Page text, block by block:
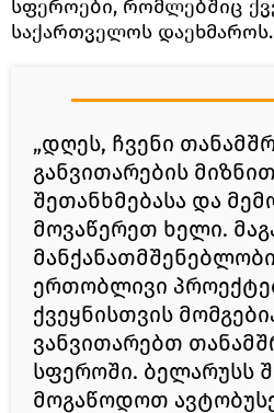
სფეროები, რომლებშიც
საქართველოს დაეხმაროს.
„დღეს, ჩვენი
განვითარების
შეთანხმებასა და
მოვაწერეთ ხელი.
ერთობლივი
ქვეყნისთვის
ვანვითარებთ
სფეროში. ბელარუსს
მოგაწოდოთ